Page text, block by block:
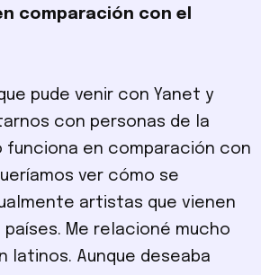
comparación con el
pude venir con Yanet y
con personas de la
en comparación con
ver cómo se
artistas que vienen
Me relacioné mucho
latinos. Aunque deseaba